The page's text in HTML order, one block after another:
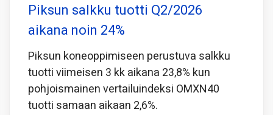
Piksun salkku tuotti Q2/2026
aikana noin 24%
Piksun koneoppimiseen perustuva salkku
tuotti viimeisen 3 kk aikana 23,8% kun
pohjoismainen vertailuindeksi OMXN40
tuotti samaan aikaan 2,6%.